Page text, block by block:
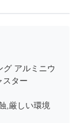
グ アルミニウ
スター
,厳しい環境